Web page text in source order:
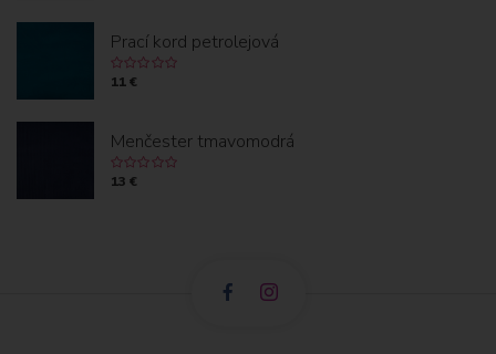
Prací kord petrolejová
11 €
Menčester tmavomodrá
13 €